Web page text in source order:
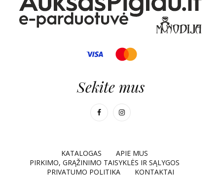
Sekite mus
KATALOGAS
APIE MUS
PIRKIMO, GRĄŽINIMO TAISYKLĖS IR SĄLYGOS
PRIVATUMO POLITIKA
KONTAKTAI